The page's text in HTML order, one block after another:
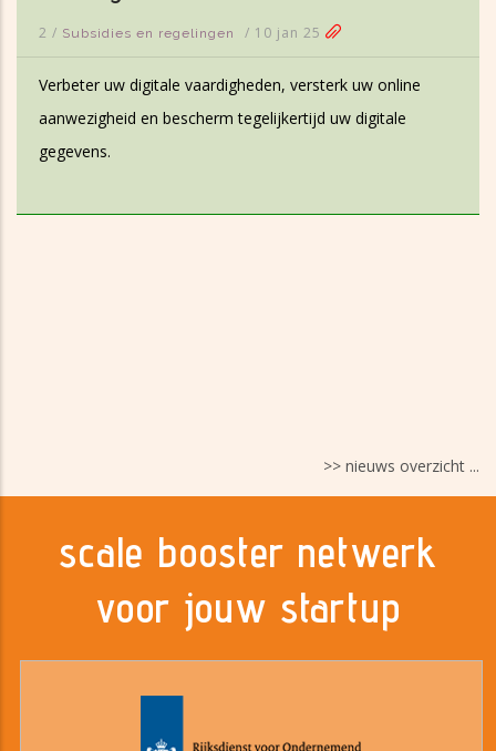
2 / Subsidies en regelingen / 10 jan 25
Verbeter uw digitale vaardigheden, versterk uw online
aanwezigheid en bescherm tegelijkertijd uw digitale
gegevens.
>> nieuws overzicht ...
scale booster netwerk
voor jouw startup